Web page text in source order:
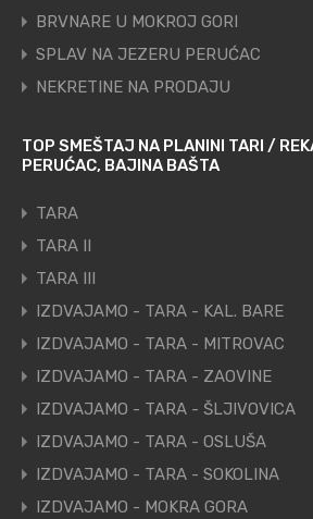
BRVNARE U MOKROJ GORI
SPLAV NA JEZERU PERUĆAC
NEKRETINE NA PRODAJU
TOP SMEŠTAJ NA PLANINI TARI /
PERUĆAC, BAJINA BAŠTA
TARA
TARA II
TARA III
IZDVAJAMO - TARA - KAL. BARE
IZDVAJAMO - TARA - MITROVAC
IZDVAJAMO - TARA - ZAOVINE
IZDVAJAMO - TARA - ŠLJIVOVICA
IZDVAJAMO - TARA - OSLUŠA
IZDVAJAMO - TARA - SOKOLINA
IZDVAJAMO - MOKRA GORA